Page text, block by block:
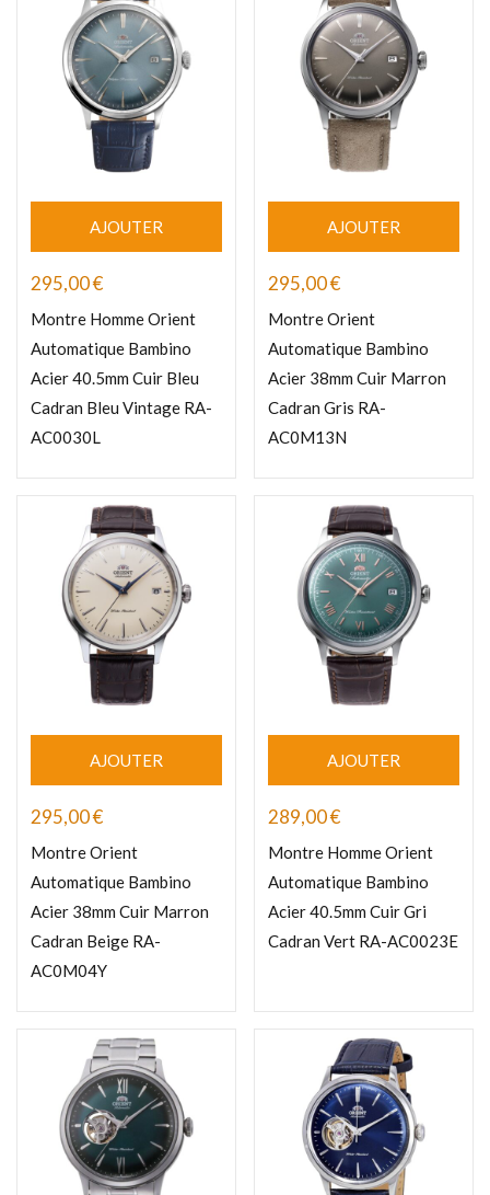
AJOUTER
295,00€
Montre Homme Orient
Automatique Bambino
Acier 40.5mm Cuir Bleu
Cadran Bleu Vintage RA-
AC0030L
AJOUTER
295,00€
Montre Orient
Automatique Bambino
Acier 38mm Cuir Marron
Cadran Gris RA-
AC0M13N
AJOUTER
295,00€
Montre Orient
Automatique Bambino
Acier 38mm Cuir Marron
Cadran Beige RA-
AC0M04Y
AJOUTER
289,00€
Montre Homme Orient
Automatique Bambino
Acier 40.5mm Cuir Gri
Cadran Vert RA-AC0023E